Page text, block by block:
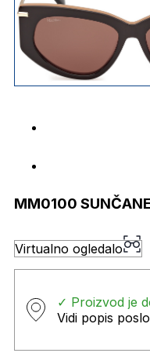
MM0100
Virtualno ogledalo
✓ Proizvod je
Vidi popis